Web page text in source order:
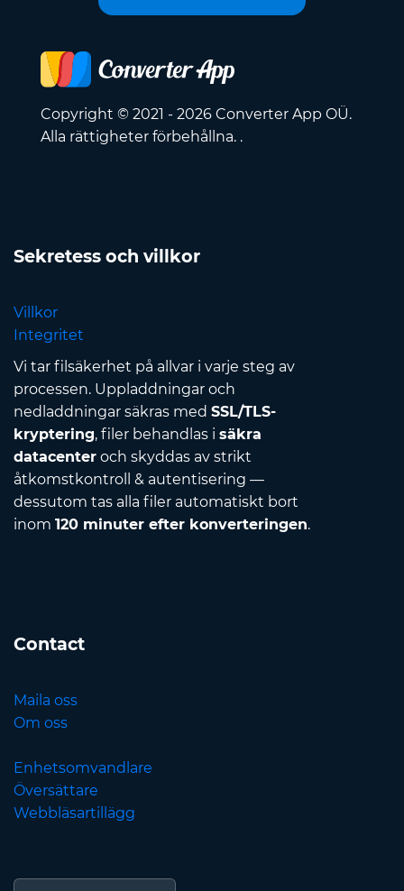
Copyright © 2021 - 2026 Converter App OÜ.
Alla rättigheter förbehållna. .
Sekretess och villkor
Villkor
Integritet
Vi tar filsäkerhet på allvar i varje steg av
processen. Uppladdningar och
nedladdningar säkras med SSL/TLS-
kryptering, filer behandlas i säkra
datacenter och skyddas av strikt
åtkomstkontroll & autentisering —
dessutom tas alla filer automatiskt bort
inom 120 minuter efter konverteringen.
Contact
Maila oss
Om oss
Enhetsomvandlare
Översättare
Webbläsartillägg